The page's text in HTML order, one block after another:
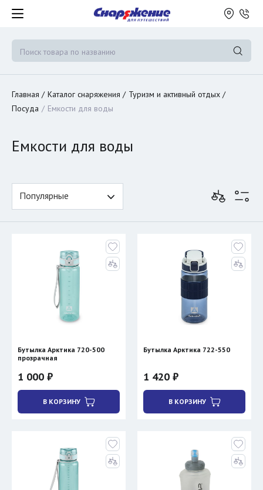
Главная Каталог снаряжения
Туризм и активный отдых
Посуда
Емкости для воды
Емкости для воды
Популярные
Бутылка Арктика 720-500
прозрачная
1 000 ₽
В КОРЗИНУ
Бутылка Арктика 722-550
1 420 ₽
В КОРЗИНУ